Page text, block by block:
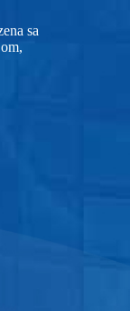
sa